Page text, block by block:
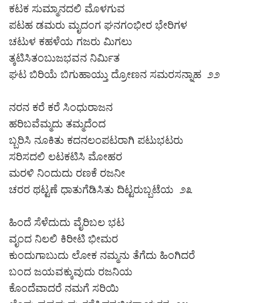
ಕಟಕ ಸುಮ್ಮಾನದಲಿ ಮೊಳಗುವ
ಪಟಹ ಡಮರು ಮೃದಂಗ ಘನಗಂಭೀರ ಭೇರಿಗಳ
ಚಟುಳ ಕಹಳೆಯ ಗಜರು ಮಿಗಲು
ತ್ಕಟಿಸಿತಂಬುಜಭವನ ನಿರ್ಮಿತ
ಘಟ ಬಿರಿಯೆ ಬಿಗುಹಾಯ್ತು ದ್ರೋಣನ ಸಮರಸನ್ನಾಹ ೨೨
ನರನ ಕರೆ ಕರೆ ಸಿಂಧುರಾಜನ
ಹರಿಬವೆಮ್ಮದು ತಮ್ಮದೆಂದ
ಬ್ಬರಿಸಿ ನೂಕಿತು ಕದನಲಂಪಟರಾಗಿ ಪಟುಭಟರು
ಸರಿಸದಲಿ ಲಟಕಟಿಸಿ ಮೋಹರ
ಮರಳಿ ನಿಂದುದು ರಣಕೆ ರಜನೀ
ಚರರ ಥಟ್ಟಣೆ ಧಾತುಗೆಡಿಸಿತು ದಿಟ್ಟರುಬ್ಬಟೆಯ ೨೩
ಹಿಂದೆ ಸೆಳೆದುದು ವೈರಿಬಲ ಭಟ
ವೃಂದ ನಿಲಲಿ ಕಿರೀಟಿ ಭೀಮರ
ಕುಂದುಗಾಬುದು ಲೋಕ ನಮ್ಮನು ತೆಗೆದು ಹಿಂಗಿದರೆ
ಬಂದ ಜಯವಕ್ಕುವುದು ರಜನಿಯ
ಕೊಂದೆವಾದರೆ ನಮಗೆ ಸರಿಯಿ